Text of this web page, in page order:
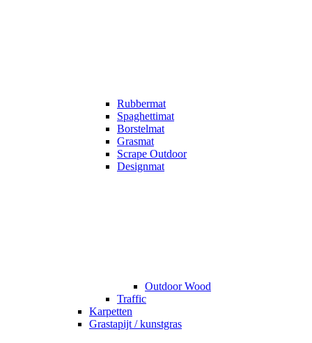
Rubbermat
Spaghettimat
Borstelmat
Grasmat
Scrape Outdoor
Designmat
Outdoor Wood
Traffic
Karpetten
Grastapijt / kunstgras